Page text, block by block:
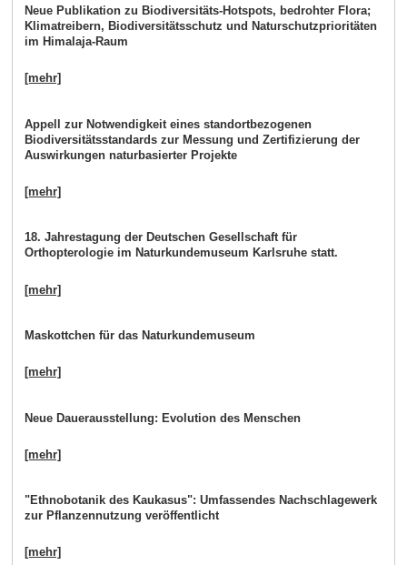
Neue Publikation zu Biodiversitäts-Hotspots, bedrohter Flora;
Klimatreibern, Biodiversitätsschutz und Naturschutzprioritäten
im Himalaja-Raum
[mehr]
Appell zur Notwendigkeit eines standortbezogenen
Biodiversitätsstandards zur Messung und Zertifizierung der
Auswirkungen naturbasierter Projekte
[mehr]
18. Jahrestagung der Deutschen Gesellschaft für
Orthopterologie im Naturkundemuseum Karlsruhe statt.
[mehr]
Maskottchen für das Naturkundemuseum
[mehr]
Neue Dauerausstellung: Evolution des Menschen
[mehr]
"Ethnobotanik des Kaukasus": Umfassendes Nachschlagewerk
zur Pflanzennutzung veröffentlicht
[mehr]